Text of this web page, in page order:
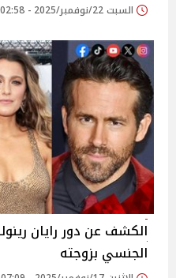
السبت 22/نوفمبر/2025 - 02:58 م
الكشف عن دور رايان
الجنسي بزوجته